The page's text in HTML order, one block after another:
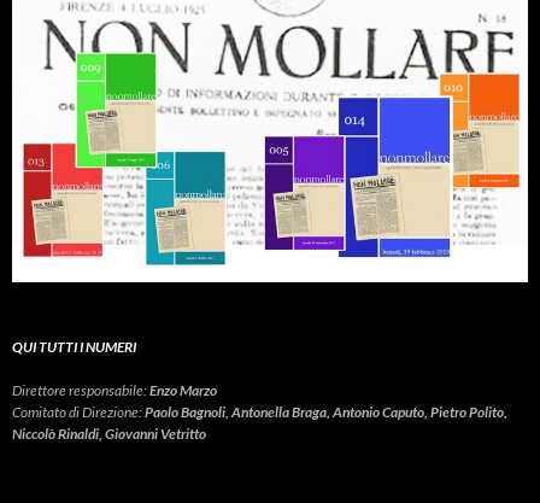
QUI TUTTI I NUMERI
Direttore responsabile:Enzo Marzo
Comitato di Direzione:Paolo Bagnoli, Antonella Braga, Antonio Caputo, Pietro Polito,
Niccolò Rinaldi, Giovanni Vetritto